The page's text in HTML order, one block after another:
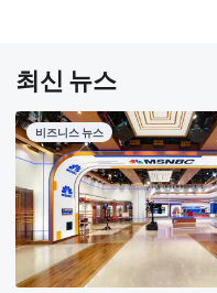
최신 뉴스
비즈니스 뉴스